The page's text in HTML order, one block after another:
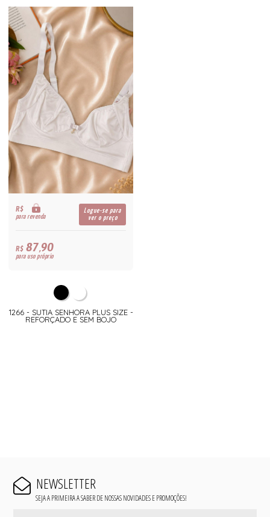
R$
para revenda
Logue-se para
ver o preço
R$87,90
para uso próprio
1266 - SUTIA SENHORA PLUS SIZE -
REFORÇADO E SEM BOJO
NEWSLETTER
SEJA A PRIMEIRA A SABER DE NOSSAS NOVIDADES E PROMOÇÕES!